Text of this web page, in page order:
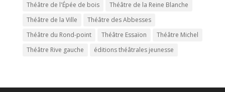
Théâtre de l'Épée de bois
Théâtre de la Reine Blanche
Théâtre de la Ville
Théâtre des Abbesses
Théâtre du Rond-point
Théâtre Essaïon
Théâtre Michel
Théâtre Rive gauche
éditions théâtrales jeunesse